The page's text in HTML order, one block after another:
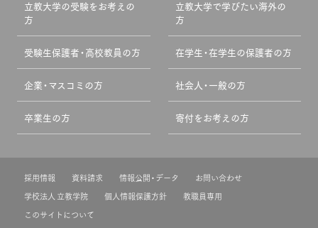
立教大学の受験をお考えの
方
立教大学で学びたい海外の
方
受験生保護者・高校教員の方 在学生・在学生の保護者の方
企業・マスコミの方 社会人・一般の方
卒業生の方 寄付をお考えの方
採用情報 資料請求 情報公開・データ
お問い合わせ
学校法人 立教学院
個人情報保護方針
教職員専用
このサイトについて